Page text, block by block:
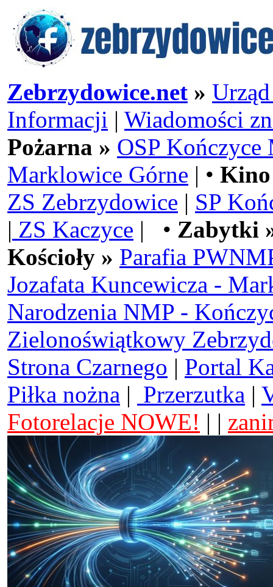
Zebrzydowice.net »
Informacji | Wiadomości
Pożarna » OSP Kończyce
Marklowice Górne | •
ZS Zebrzydowice | SP
| ZS Kaczyce | • Zabytki
Kościoły » Parafia
Jozafata Kuncewicza -
Narodzenia NMP -
Zielonoświątkowy
Strona Czarnego | Portal
Piłka nożna | Przerzutka |
Fotorelacje NOWE! | |